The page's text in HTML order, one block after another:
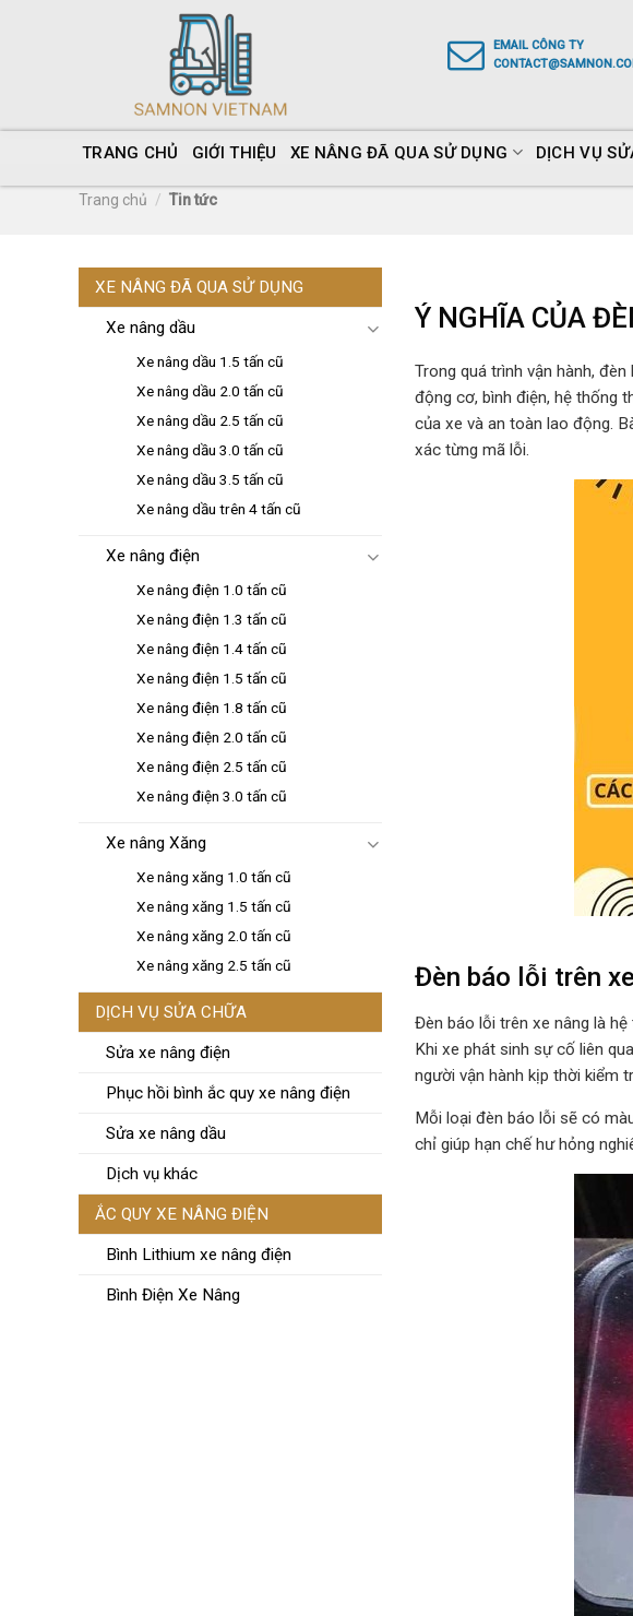
EMAIL CÔNG TY
TRANG CHỦ GIỚI THIỆU XE NÂNG ĐÃ QUA SỬ DỤNG DỊCH VỤ
Trang chủ / Tin tức
XE NÂNG ĐÃ QUA SỬ DỤNG
Xe nâng dầu
Xe nâng dầu 1.5 tấn cũ
Xe nâng dầu 2.0 tấn cũ
Xe nâng dầu 2.5 tấn cũ
Xe nâng dầu 3.0 tấn cũ
Xe nâng dầu 3.5 tấn cũ
Xe nâng dầu trên 4 tấn cũ
Xe nâng điện
Xe nâng điện 1.0 tấn cũ
Xe nâng điện 1.3 tấn cũ
Xe nâng điện 1.4 tấn cũ
Xe nâng điện 1.5 tấn cũ
Xe nâng điện 1.8 tấn cũ
Xe nâng điện 2.0 tấn cũ
Xe nâng điện 2.5 tấn cũ
Xe nâng điện 3.0 tấn cũ
Xe nâng Xăng
Xe nâng xăng 1.0 tấn cũ
Xe nâng xăng 1.5 tấn cũ
Xe nâng xăng 2.0 tấn cũ
Xe nâng xăng 2.5 tấn cũ
DỊCH VỤ SỬA CHỮA
Sửa xe nâng điện
Phục hồi bình ắc quy xe nâng điện
Sửa xe nâng dầu
Dịch vụ khác
ẮC QUY XE NÂNG ĐIỆN
Bình Lithium xe nâng điện
Bình Điện Xe Nâng
Ý NGHĨA CỦA
Trong quá trình vận hành,
động cơ, bình điện, hệ thống
của xe và an toàn lao động.
xác từng mã lỗi.
Đèn báo lỗi trên
Đèn báo lỗi trên xe nâng là
Khi xe phát sinh sự cố liên
người vận hành kịp thời kiểm
Mỗi loại đèn báo lỗi sẽ có
chỉ giúp hạn chế hư hỏng